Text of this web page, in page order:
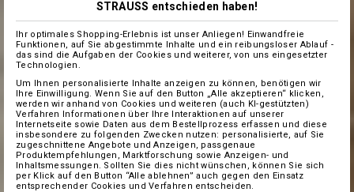
STRAUSS entschieden haben!
Ihr optimales Shopping-Erlebnis ist unser Anliegen! Einwandfreie
Funktionen, auf Sie abgestimmte Inhalte und ein reibungsloser Ablauf -
das sind die Aufgaben der Cookies und weiterer, von uns eingesetzter
Technologien.
Um Ihnen personalisierte Inhalte anzeigen zu können, benötigen wir
Ihre Einwilligung. Wenn Sie auf den Button „Alle akzeptieren“ klicken,
werden wir anhand von Cookies und weiteren (auch KI-gestützten)
Verfahren Informationen über Ihre Interaktionen auf unserer
Internetseite sowie Daten aus dem Bestellprozess erfassen und diese
insbesondere zu folgenden Zwecken nutzen: personalisierte, auf Sie
zugeschnittene Angebote und Anzeigen, passgenaue
Produktempfehlungen, Marktforschung sowie Anzeigen- und
Inhaltsmessungen. Sollten Sie dies nicht wünschen, können Sie sich
per Klick auf den Button “Alle ablehnen” auch gegen den Einsatz
entsprechender Cookies und Verfahren entscheiden.